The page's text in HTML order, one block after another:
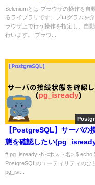
Seleniumとは ブラウザの操作を自
るライブラリです。プログラムを
ラウザ上で行う操作を指定し、自
行います。 ブラウ...
【PostgreSQL】サーバの
態を確認したい
# pg_isready -h <ホスト名> $ echo
PostgreSQLのユーティリティのひ
pg_isr...